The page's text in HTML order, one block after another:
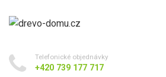
Telefonické objednávky
+420 739 177 717